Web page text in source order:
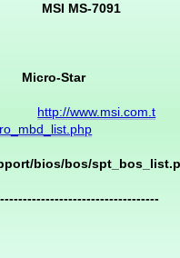
MS-7091
Star
http://www.msi.com.t
bios/bos/